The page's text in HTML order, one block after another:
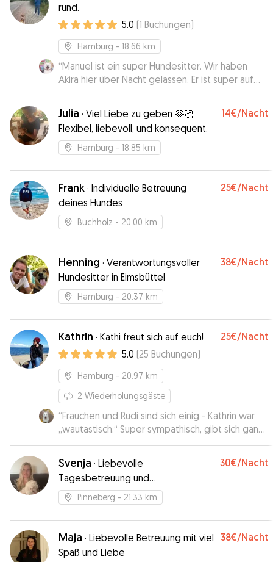
rund.
5.0 (1 Buchungen)
Hamburg - 18.66 km
“Manuel ist ein super Hundesitter. Wir haben
Akira hier über Nacht gelassen. Er ist super auf
Akira eingegangen”
Julia · Viel Liebe zu geben 🫶🏻
Flexibel, liebevoll, und konsequent.
14€/Nacht
Hamburg - 18.85 km
Frank · Individuelle Betreuung
deines Hundes
25€/Nacht
Buchholz - 20.00 km
Henning · Verantwortungsvoller
Hundesitter in Eimsbüttel
38€/Nacht
Hamburg - 20.37 km
Kathrin · Kathi freut sich auf euch! 25€/Nacht
5.0 (25 Buchungen)
Hamburg - 20.97 km
2 Wiederholungsgäste
“Frauchen und Rudi sind sich einig - Kathrin war
„wautastisch.“ Super sympathisch, gibt sich ganz
viel Mühe und lässt sich auf Hund und Frauchen
ein. Rudi hat nur Positives berichtet 😁 ”
Svenja · Liebevolle
Tagesbetreuung und
Urlaubsbetreuung für kleinere
Hunde bis 15 kg
30€/Nacht
Pinneberg - 21.33 km
Maja · Liebevolle Betreuung mit viel
Spaß und Liebe
38€/Nacht